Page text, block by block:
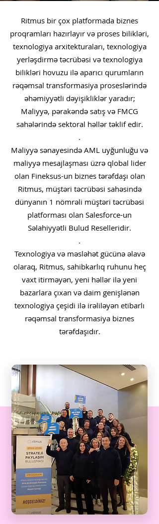
Ritmus bir çox platformada biznes
proqramları hazırlayır və proses bilikləri,
texnologiya arxitekturaları, texnologiya
yerləşdirmə təcrübəsi və texnologiya
bilikləri hovuzu ilə aparıcı qurumların
rəqəmsal transformasiya proseslərində
əhəmiyyətli dəyişikliklər yaradır;
Maliyyə, pərakəndə satış və FMCG
sahələrində sektoral həllər təklif edir.
.
Maliyyə sənayesində AML uyğunluğu və
maliyyə mesajlaşması üzrə qlobal lider
olan Fineksus-un biznes tərəfdaşı olan
Ritmus, müştəri təcrübəsi sahəsində
dünyanın 1 nömrəli müştəri təcrübəsi
platforması olan Salesforce-un
Səlahiyyətli Bulud Reselleridir.
.
Texnologiya və məsləhət gücünə əlavə
olaraq, Ritmus, sahibkarlıq ruhunu heç
vaxt itirməyən, yeni həllər ilə yeni
bazarlara çıxan və daim genişlənən
texnologiya çeşidi ilə irəliləyən etibarlı
rəqəmsal transformasiya biznes
tərəfdaşıdır.